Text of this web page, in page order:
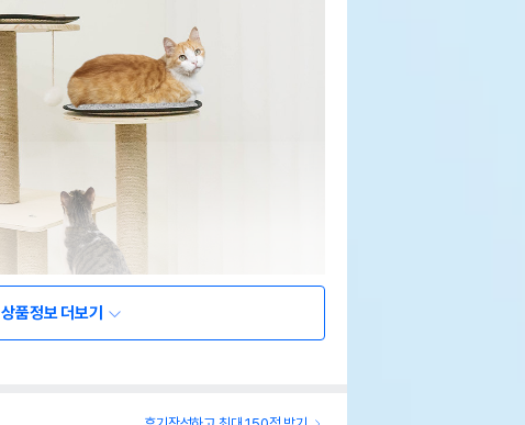
상품정보 더보기